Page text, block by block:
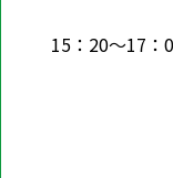
・指
15：20～17
・教
・研
・指
・記